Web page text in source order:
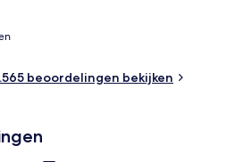
Station is 6 minutes and Sevilla
beoordelingen bekijken